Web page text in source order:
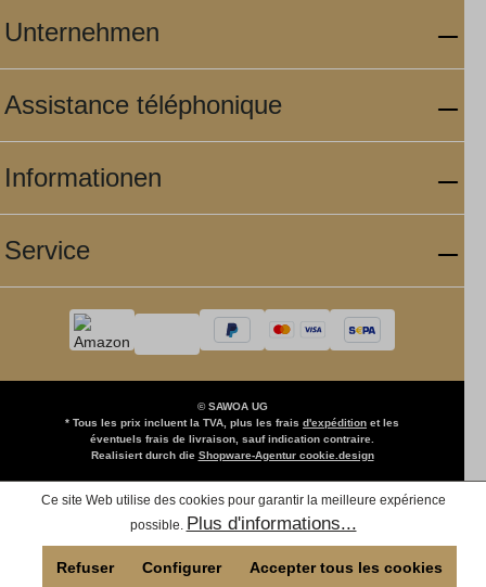
Unternehmen
Assistance téléphonique
Informationen
Service
© SAWOA UG
* Tous les prix incluent la TVA, plus les frais d'expédition et les
éventuels frais de livraison, sauf indication contraire.
Realisiert durch die Shopware-Agentur cookie.design
Ce site Web utilise des cookies pour garantir la meilleure expérience
possible. Plus d'informations...
Refuser Configurer Accepter tous les cookies